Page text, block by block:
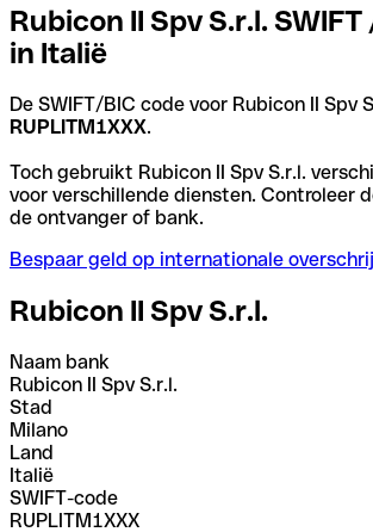
Rubicon II Spv S.r.l.
in Italië
De SWIFT/BIC code voor Rubicon II Spv
RUPLITM1XXX.
Toch gebruikt Rubicon II Spv S.r.l.
voor verschillende diensten. Controleer
de ontvanger of bank.
Bespaar geld op internationale
Rubicon II Spv S.r.l.
Naam bank
Rubicon II Spv S.r.l.
Stad
Milano
Land
Italië
SWIFT-code
RUPLITM1XXX